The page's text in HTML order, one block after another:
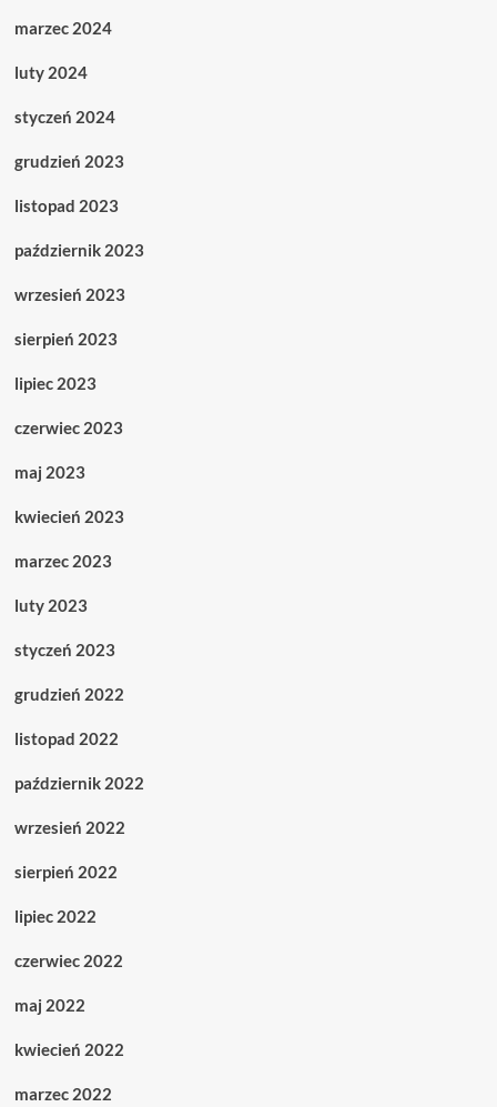
marzec 2024
luty 2024
styczeń 2024
grudzień 2023
listopad 2023
październik 2023
wrzesień 2023
sierpień 2023
lipiec 2023
czerwiec 2023
maj 2023
kwiecień 2023
marzec 2023
luty 2023
styczeń 2023
grudzień 2022
listopad 2022
październik 2022
wrzesień 2022
sierpień 2022
lipiec 2022
czerwiec 2022
maj 2022
kwiecień 2022
marzec 2022